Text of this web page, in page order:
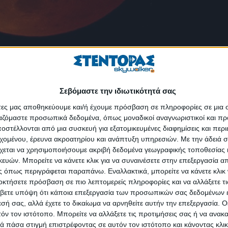
Σεβόμαστε την ιδιωτικότητά σας
μας αποθηκεύουμε και/ή έχουμε πρόσβαση σε πληροφορίες σε
προσωπικά δεδομένα, όπως μοναδικοί αναγνωριστικοί και
από μια συσκευή για εξατομικευμένες διαφημίσεις και
έρευνα ακροατηρίου και ανάπτυξη υπηρεσιών. Με την άδειά
να χρησιμοποιήσουμε ακριβή δεδομένα γεωγραφικής τοποθεσίας
Μπορείτε να κάνετε κλικ για να συναινέσετε στην επεξεργασία
περιγράφεται παραπάνω. Εναλλακτικά, μπορείτε να κάνετε κλικ
πρόσβαση σε πιο λεπτομερείς πληροφορίες και να αλλάξετε
υπόψη ότι κάποια επεξεργασία των προσωπικών σας δεδομένων
σας, αλλά έχετε το δικαίωμα να αρνηθείτε αυτήν την επεξεργασία.
τον ιστότοπο. Μπορείτε να αλλάξετε τις προτιμήσεις σας ή να
στιγμή επιστρέφοντας σε αυτόν τον ιστότοπο και κάνοντας
10 Ιανουαρίου (γνωστή στην Αμερική και ως «πανσέληνος του
η οποία θα είναι ορατή και από την Ελλάδα.
σκιά της γήινης παρασκιάς, πράγμα που έχει ως αποτέλεσμα η
έκλειψη, όταν το φεγγάρι εισέρχεται στο εσωτερικό τμήμα της
το αποκορύφωμά του θα είναι γύρω στις 10:00 ώρα Ελλάδας το
σε ελαφρώς κιτρινωπό και σχεδόν το 90% του δίσκου του θα
την Αφρική, την Ασία, τον Ινδικό Ωκεανό και τη Δυτική